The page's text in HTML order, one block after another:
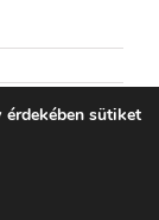
sütiket